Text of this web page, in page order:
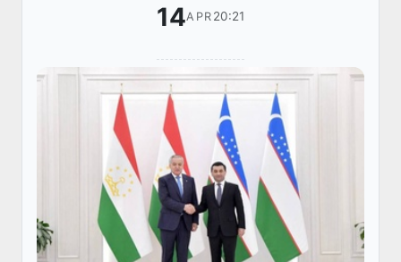
14APR 20:21